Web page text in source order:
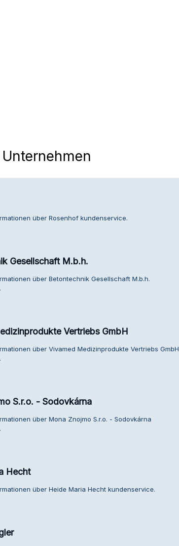
über Rosenhof kundenservice.
Gesellschaft M.b.h.
über Betontechnik Gesellschaft M.b.h.
Vertriebs GmbH
über Vivamed Medizinprodukte Vertriebs GmbH
S.r.o. - Sodovkárna
über Mona Znojmo S.r.o. - Sodovkárna
Hecht
über Heide Maria Hecht kundenservice.